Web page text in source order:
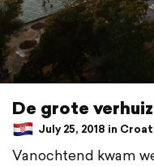
De grote
July 25, 2018 in
Vanochtend kwam